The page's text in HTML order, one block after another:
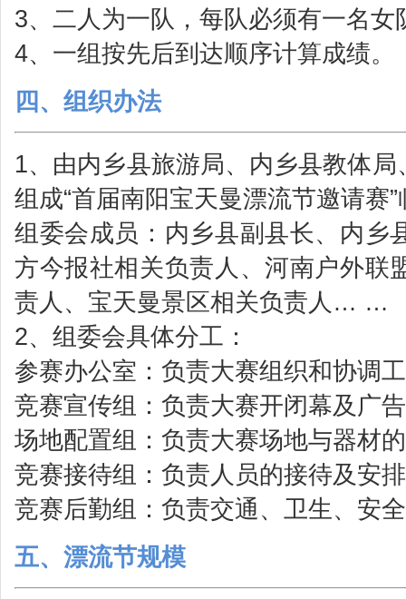
3、二人为一队，每队必须有一名女
4、一组按先后到达顺序计算成绩。
四、组织办法
1、由内乡县旅游局、内乡县教体
组成“首届南阳宝天曼漂流节邀请赛
组委会成员：内乡县副县长、内乡
方今报社相关负责人、河南户外联
责人、宝天曼景区相关负责人… …
2、组委会具体分工：
参赛办公室：负责大赛组织和协调
竞赛宣传组：负责大赛开闭幕及广
场地配置组：负责大赛场地与器材
竞赛接待组：负责人员的接待及安
竞赛后勤组：负责交通、卫生、安
五、漂流节规模